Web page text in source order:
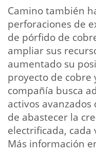
Camino también
perforaciones de
de pórfido de
ampliar sus
aumentado su
proyecto de cobre
compañía busca
activos
de abastecer la
electrificada, cada
Más información